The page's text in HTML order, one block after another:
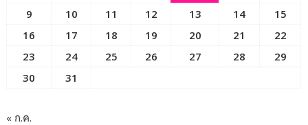
สันติราษฎร์
ประชาชน
ได้
9
10 11 12 13 14
15
16
17 18 19 20 21
22
23
24 25 26 27 28
29
30
31
« ก.ค.